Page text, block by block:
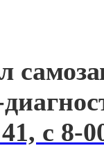
с 8-